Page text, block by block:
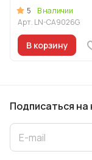
линия "Леон"
5
В наличии
Арт. LN-CA9026G
В корзину
Подписаться на